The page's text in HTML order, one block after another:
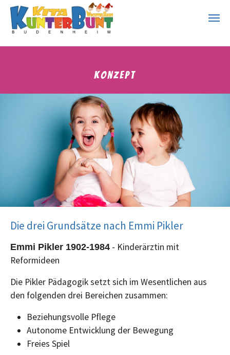
Konzept
Die drei Grundsätze nach Emmi Pikler
Emmi Pikler 1902-1984 - Kinderärztin mit
Reformideen
Die Pikler Pädagogik setzt sich im Wesentlichen aus
den folgenden drei Bereichen zusammen:
Beziehungsvolle Pflege
Autonome Entwicklung der Bewegung
Freies Spiel